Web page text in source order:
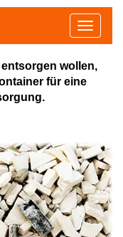
Toggle
wollen,
für eine